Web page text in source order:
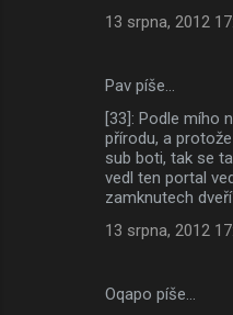
13 srpna, 2012
Pav píše…
[33]: Podle mího
přírodu, a
sub boti, tak se
vedl ten portal
zamknutech
13 srpna, 2012
Oqapo píše…